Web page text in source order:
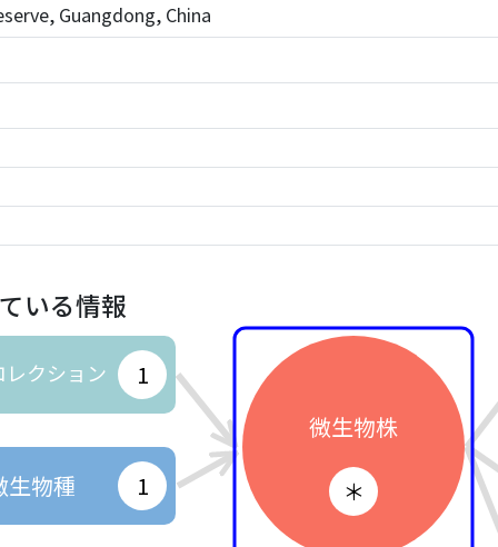
Guangdong, China
いる情報
レクション 1
生物種 1
微生物株
＊